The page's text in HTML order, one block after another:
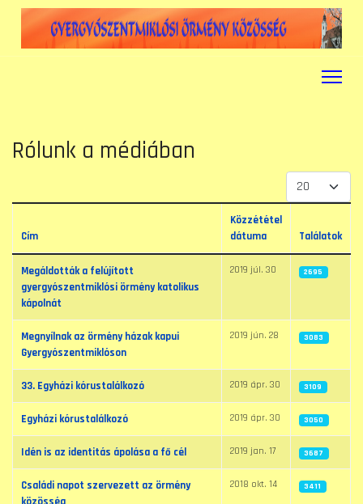
Rólunk a médiában
Cím
Közzététel
dátuma
Találatok
Megáldották a felújított
gyergyószentmiklósi örmény katolikus
kápolnát
2019 júl. 30 2695
Megnyílnak az örmény házak kapui
Gyergyószentmiklóson
2019 jún. 28 3083
33. Egyházi kórustalálkozó 2019 ápr. 30 3109
Egyházi kórustalálkozó 2019 ápr. 30 3050
Idén is az identitás ápolása a fő cél 2019 jan. 17 3687
Családi napot szervezett az örmény
2018 okt. 14 3411